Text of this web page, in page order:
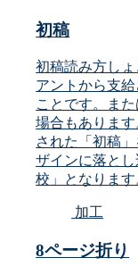
初稿
初稿読み方し
アントから支
ことです。ま
場合もありま
された「初稿
ザインに落と
校」となりま
加工
8ページ折り